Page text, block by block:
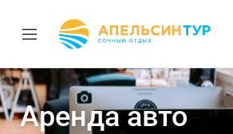
Аренда авто